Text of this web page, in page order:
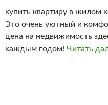
купить квартиру в жилом
Это очень уютный и
цена на недвижимость
каждым годом! Читать